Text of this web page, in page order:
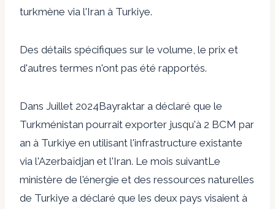
turkmène via l'Iran à Turkiye.
Des détails spécifiques sur le volume, le prix et
d'autres termes n'ont pas été rapportés.
Dans Juillet 2024Bayraktar a déclaré que le
Turkménistan pourrait exporter jusqu'à 2 BCM par
an à Turkiye en utilisant l'infrastructure existante
via l'Azerbaïdjan et l'Iran. Le mois suivantLe
ministère de l'énergie et des ressources naturelles
de Turkiye a déclaré que les deux pays visaient à